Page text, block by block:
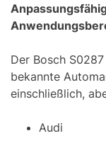
Der Bosch
bekannte
einschließlich,
Audi